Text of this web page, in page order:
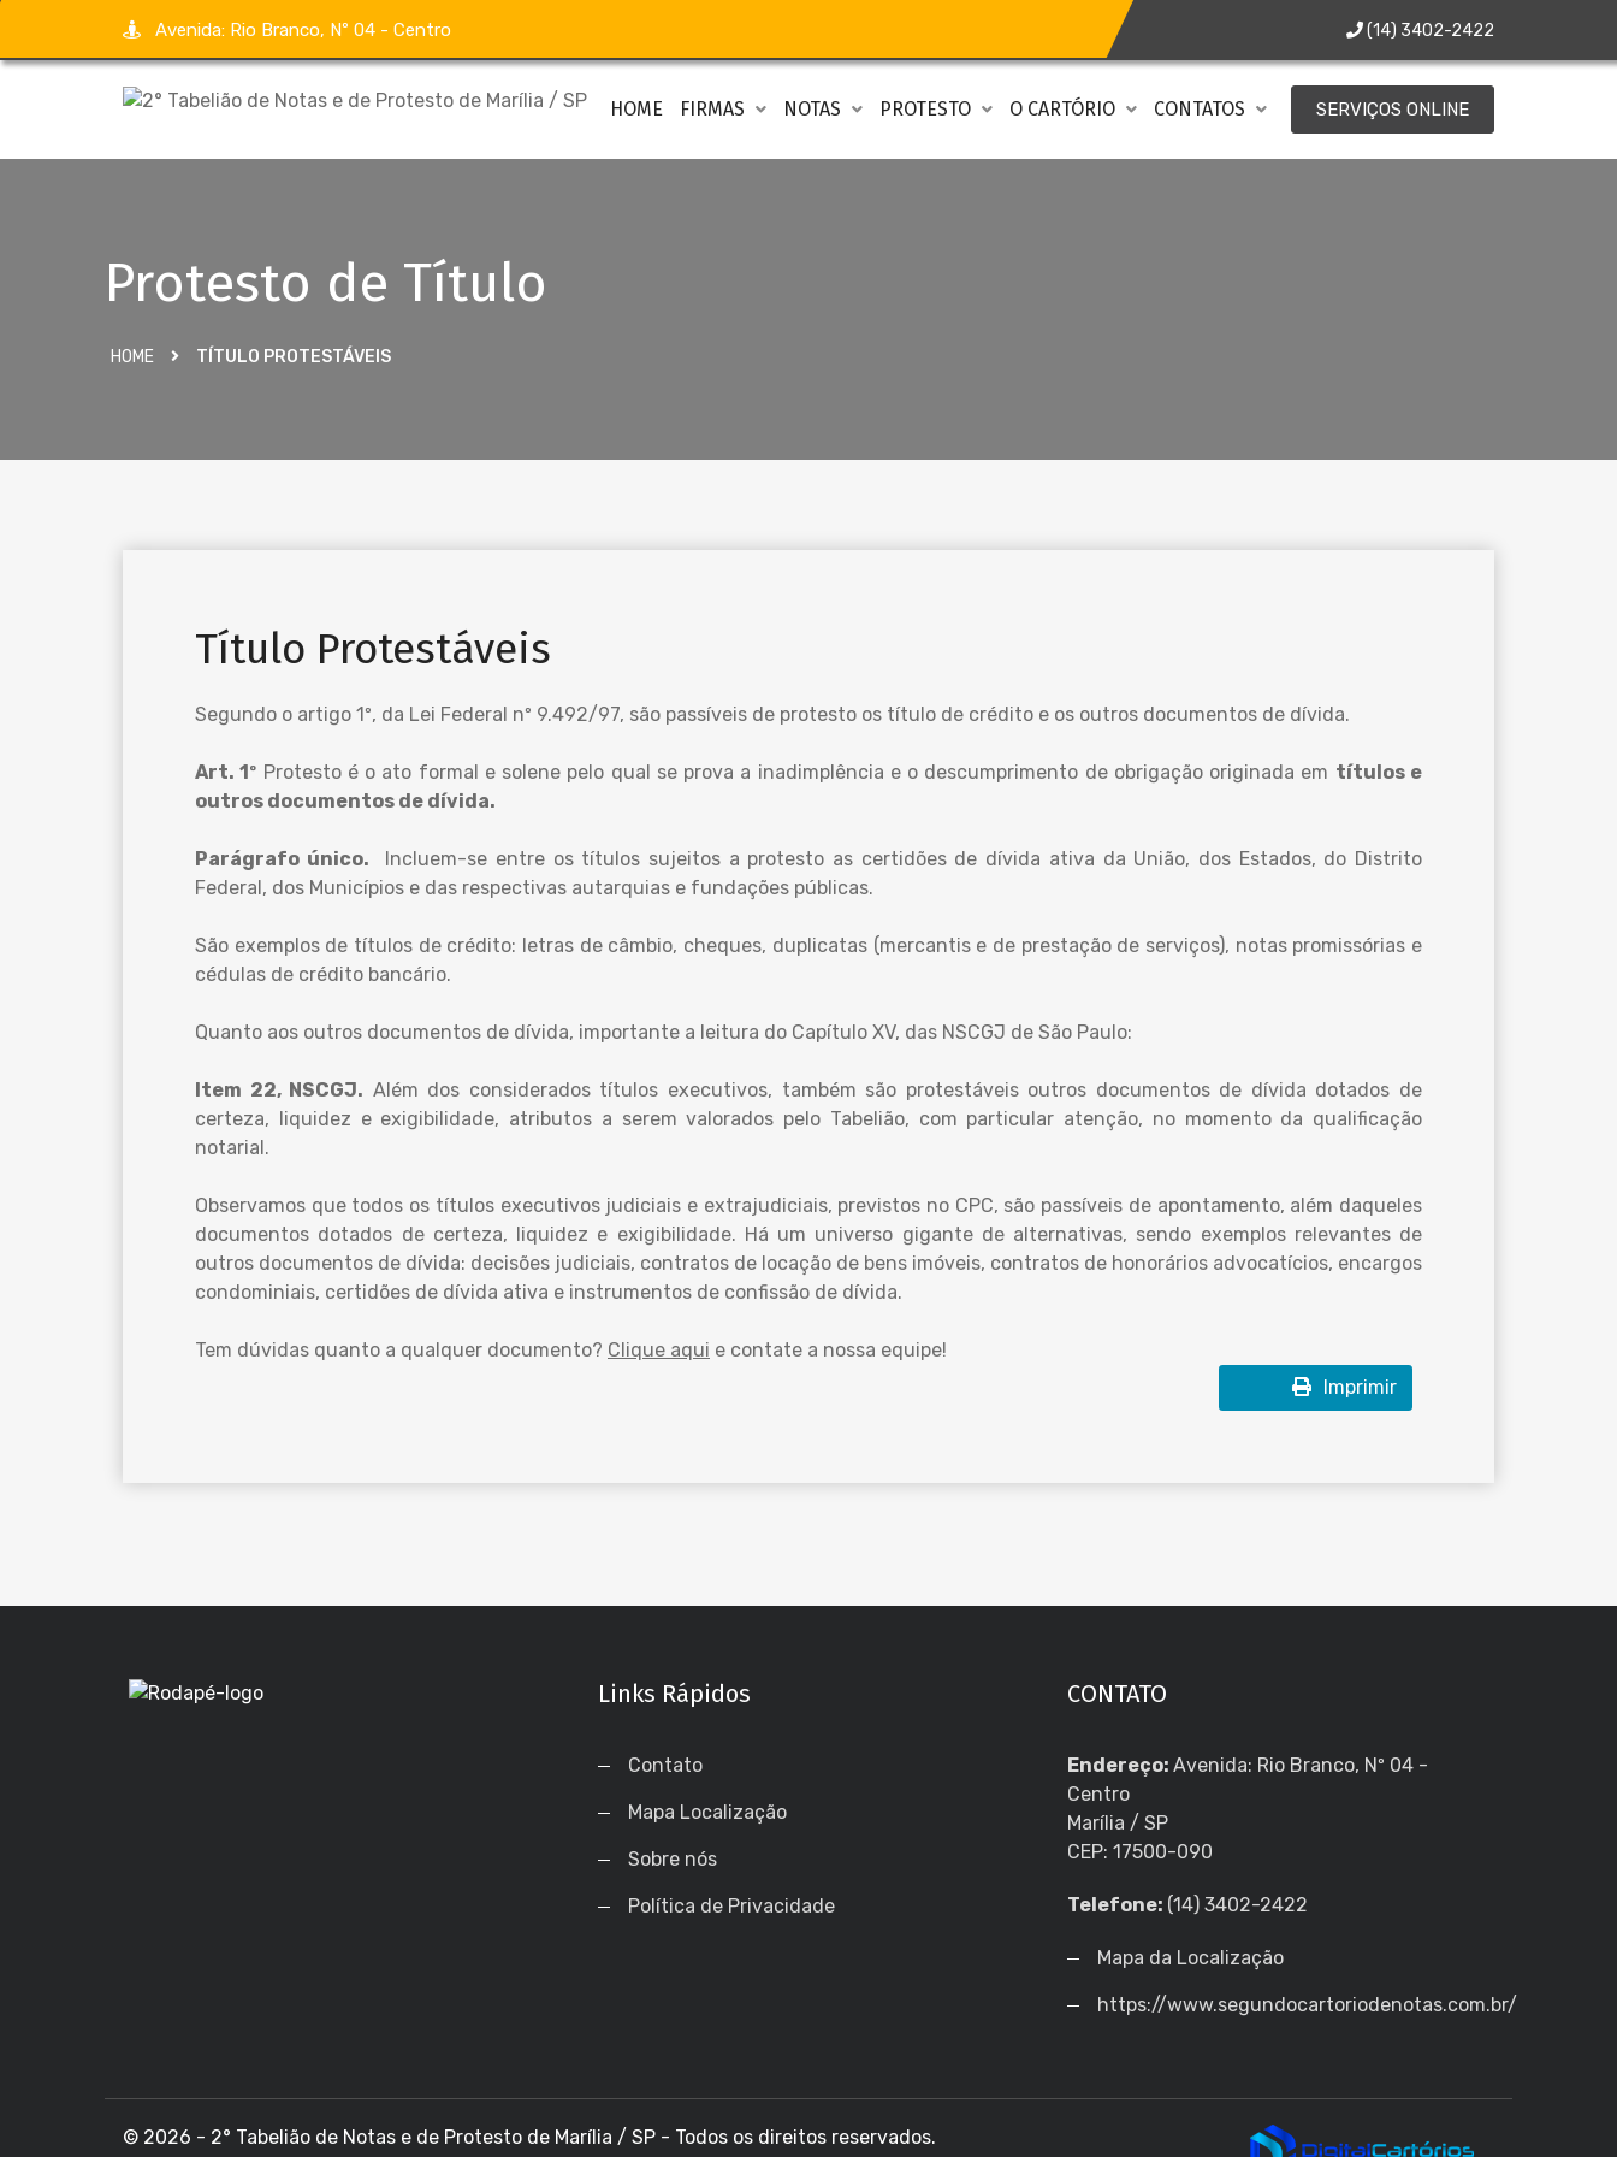
Avenida: Rio Branco, Nº 04 - Centro (14) 3402-2422
HOME FIRMAS NOTAS PROTESTO O CARTÓRIO CONTATOS SERVIÇOS ONLINE
Protesto de Título
HOME TÍTULO PROTESTÁVEIS
Título Protestáveis
Segundo o artigo 1º, da Lei Federal nº 9.492/97, são passíveis de protesto os título de crédito e os outros documentos de dívida.
Art. 1º Protesto é o ato formal e solene pelo qual se prova a inadimplência e o descumprimento de obrigação originada em títulos e
outros documentos de dívida.
Parágrafo único. Incluem-se entre os títulos sujeitos a protesto as certidões de dívida ativa da União, dos Estados, do Distrito
Federal, dos Municípios e das respectivas autarquias e fundações públicas.
São exemplos de títulos de crédito: letras de câmbio, cheques, duplicatas (mercantis e de prestação de serviços), notas promissórias e
cédulas de crédito bancário.
Quanto aos outros documentos de dívida, importante a leitura do Capítulo XV, das NSCGJ de São Paulo:
Item 22, NSCGJ. Além dos considerados títulos executivos, também são protestáveis outros documentos de dívida dotados de
certeza, liquidez e exigibilidade, atributos a serem valorados pelo Tabelião, com particular atenção, no momento da qualificação
notarial.
Observamos que todos os títulos executivos judiciais e extrajudiciais, previstos no CPC, são passíveis de apontamento, além daqueles
documentos dotados de certeza, liquidez e exigibilidade. Há um universo gigante de alternativas, sendo exemplos relevantes de
outros documentos de dívida: decisões judiciais, contratos de locação de bens imóveis, contratos de honorários advocatícios, encargos
condominiais, certidões de dívida ativa e instrumentos de confissão de dívida.
Tem dúvidas quanto a qualquer documento? Clique aqui e contate a nossa equipe!
Imprimir
Links Rápidos
Contato
Mapa Localização
Sobre nós
Política de Privacidade
CONTATO
Endereço: Avenida: Rio Branco, Nº 04 -
Centro
Marília / SP
CEP: 17500-090
Telefone: (14) 3402-2422
Mapa da Localização
https://www.segundocartoriodenotas.com.br/
© 2026 - 2° Tabelião de Notas e de Protesto de Marília / SP - Todos os direitos reservados.